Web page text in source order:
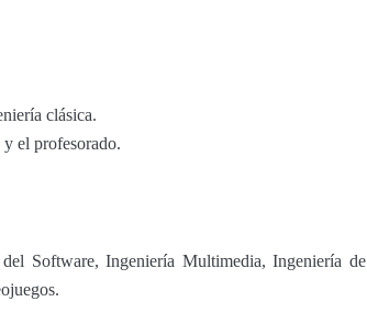
clásica.
el profesorado.
Software, Ingeniería Multimedia, Ingeniería de